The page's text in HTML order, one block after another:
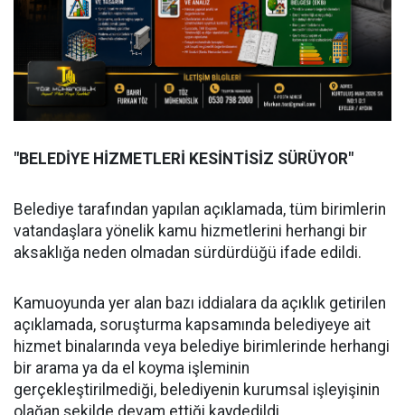
"BELEDİYE HİZMETLERİ KESİNTİSİZ SÜRÜYOR"
Belediye tarafından yapılan açıklamada, tüm birimlerin
vatandaşlara yönelik kamu hizmetlerini herhangi bir
aksaklığa neden olmadan sürdürdüğü ifade edildi.
Kamuoyunda yer alan bazı iddialara da açıklık getirilen
açıklamada, soruşturma kapsamında belediyeye ait
hizmet binalarında veya belediye birimlerinde herhangi
bir arama ya da el koyma işleminin
gerçekleştirilmediği, belediyenin kurumsal işleyişinin
olağan şekilde devam ettiği kaydedildi.